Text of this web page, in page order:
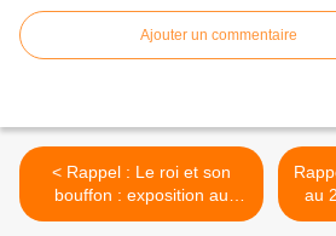
Ajouter un commentaire
< Rappel : Le roi et son
bouffon : exposition au
Centre Wallonie-Bruxelles à
au